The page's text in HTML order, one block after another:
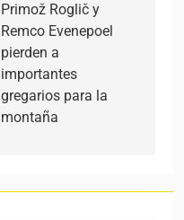
Primož Roglič y
Remco Evenepoel
pierden a
importantes
gregarios para la
montaña